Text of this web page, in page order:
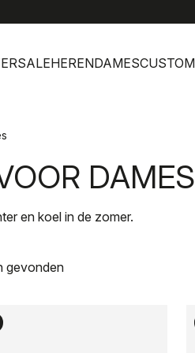
HERENDAMESCUSTOM
DAMES
en koel in de zomer.
gevonden